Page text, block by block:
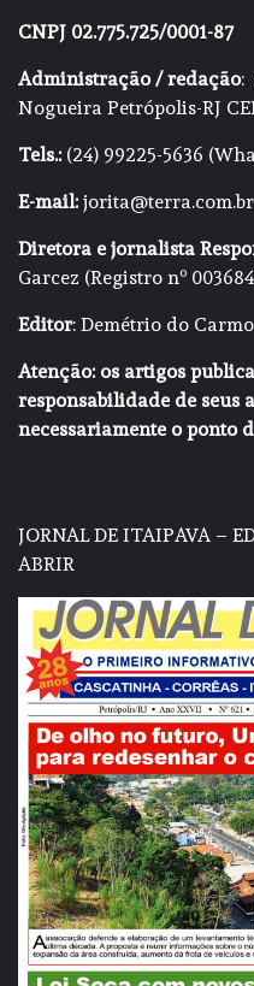
CNPJ 02.775.725/0001-87
Administração / redação:
Nogueira Petrópolis-RJ
Tels.:(24) 99225-5636
E-mail:jorita@terra.com.br
Diretora e jornalista
Garcez (Registro nº
Editor: Demétrio do
Atenção: os artigos
responsabilidade de seus
necessariamente o ponto
JORNAL DE ITAIPAVA –
ABRIR